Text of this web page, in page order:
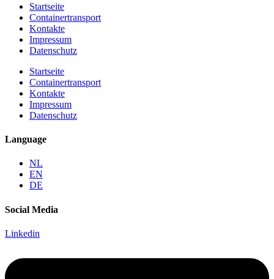
Startseite
Containertransport
Kontakte
Impressum
Datenschutz
Startseite
Containertransport
Kontakte
Impressum
Datenschutz
Language
NL
EN
DE
Social Media
Linkedin